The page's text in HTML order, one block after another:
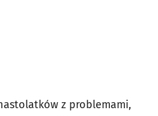
z problemami,